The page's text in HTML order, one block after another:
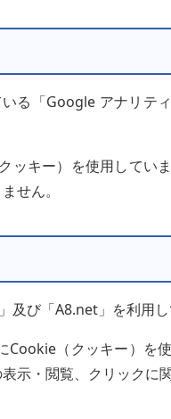
る「Google アナリテ
ッキー）を使用してい
せん。
び「A8.net」を利用し
Cookie（クッキー）を
示・閲覧、クリックに